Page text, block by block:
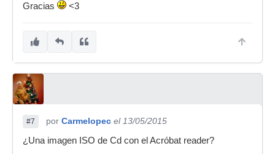
Gracias
<3
#7 por Carmelopec el 13/05/2015
¿Una imagen ISO de Cd con el Acróbat reader?